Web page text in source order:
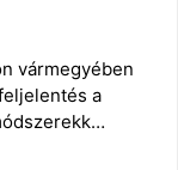
vármegyében
a